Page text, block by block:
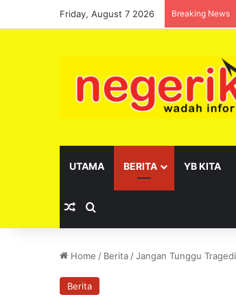
Friday, August 7 2026 Breaking News
UTAMA BERITA YB KITA
Random Article
Home / Berita /Jangan Tunggu
Berita